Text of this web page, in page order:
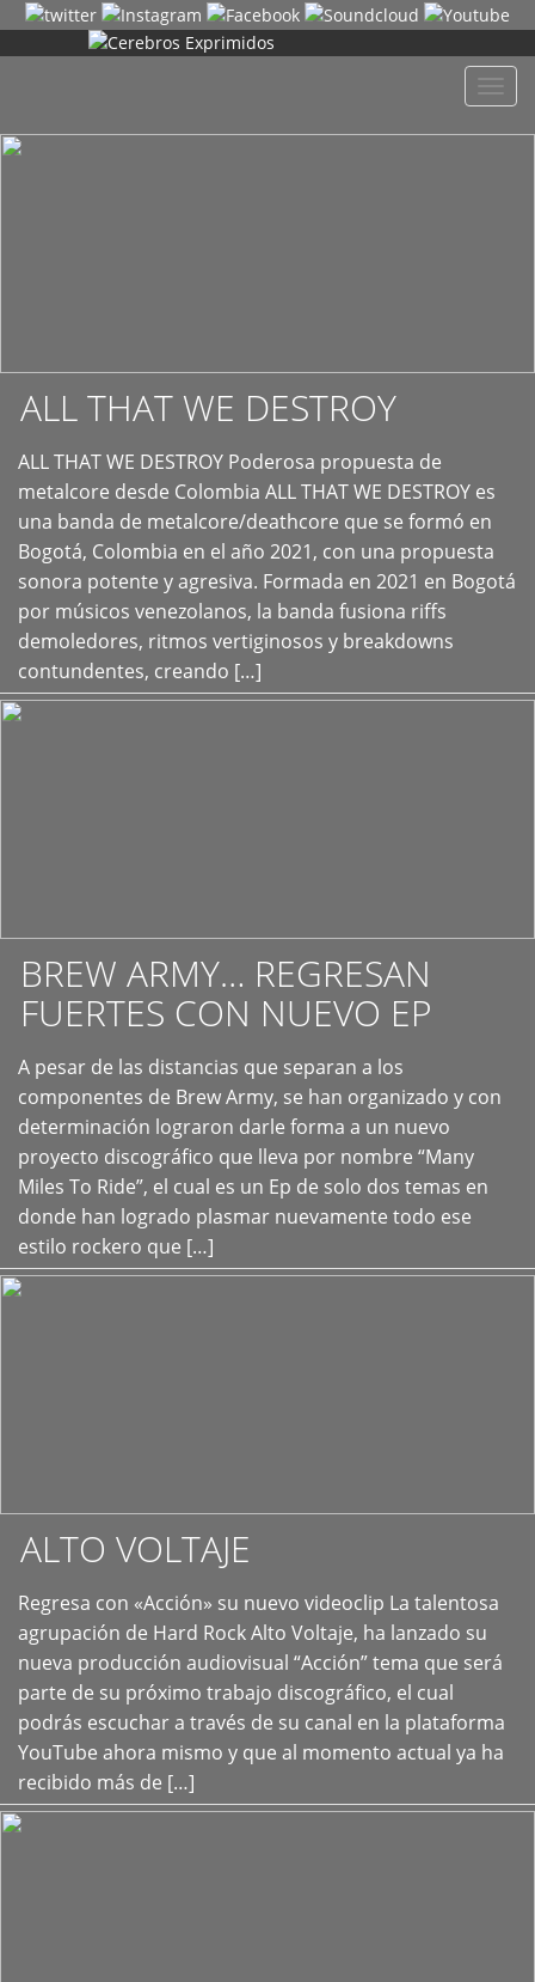
ALL THAT WE DESTROY
ALL THAT WE DESTROY Poderosa propuesta de
metalcore desde Colombia ALL THAT WE DESTROY es
una banda de metalcore/deathcore que se formó en
Bogotá, Colombia en el año 2021, con una propuesta
sonora potente y agresiva. Formada en 2021 en Bogotá
por músicos venezolanos, la banda fusiona riffs
demoledores, ritmos vertiginosos y breakdowns
contundentes, creando […]
+
BREW ARMY… REGRESAN
FUERTES CON NUEVO EP
A pesar de las distancias que separan a los
componentes de Brew Army, se han organizado y con
determinación lograron darle forma a un nuevo
proyecto discográfico que lleva por nombre “Many
Miles To Ride”, el cual es un Ep de solo dos temas en
donde han logrado plasmar nuevamente todo ese
estilo rockero que […]
+
ALTO VOLTAJE
Regresa con «Acción» su nuevo videoclip La talentosa
agrupación de Hard Rock Alto Voltaje, ha lanzado su
nueva producción audiovisual “Acción” tema que será
parte de su próximo trabajo discográfico, el cual
podrás escuchar a través de su canal en la plataforma
YouTube ahora mismo y que al momento actual ya ha
recibido más de […]
+